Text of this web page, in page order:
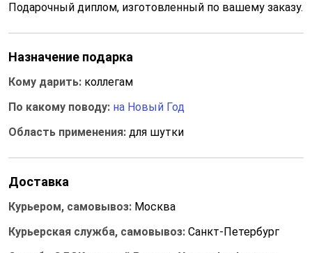
Подарочный диплом, изготовленный по вашему заказу.
Назначение подарка
Кому дарить: коллегам
По какому поводу: на Новый Год
Область применения: для шутки
Доставка
Курьером, самовывоз: Москва
Курьерская служба, самовывоз: Санкт-Петербург